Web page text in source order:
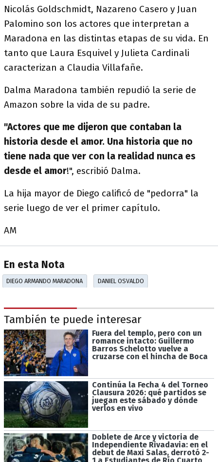
Nicolás Goldschmidt, Nazareno Casero y Juan
Palomino son los actores que interpretan a
Maradona en las distintas etapas de su vida. En
tanto que Laura Esquivel y Julieta Cardinali
caracterizan a Claudia Villafañe.
Dalma Maradona también repudió la serie de
Amazon sobre la vida de su padre.
"Actores que me dijeron que contaban la
historia desde el amor. Una historia que no
tiene nada que ver con la realidad nunca es
desde el amor!", escribió Dalma.
La hija mayor de Diego calificó de "pedorra" la
serie luego de ver el primer capítulo.
AM
En esta Nota
DIEGO ARMANDO MARADONA DANIEL OSVALDO
También te puede interesar
Fuera del templo, pero con un
romance intacto: Guillermo
Barros Schelotto vuelve a
cruzarse con el hincha de Boca
Continúa la Fecha 4 del Torneo
Clausura 2026: qué partidos se
juegan este sábado y dónde
verlos en vivo
Doblete de Arce y victoria de
Independiente Rivadavia: en el
debut de Maxi Salas, derrotó 2-